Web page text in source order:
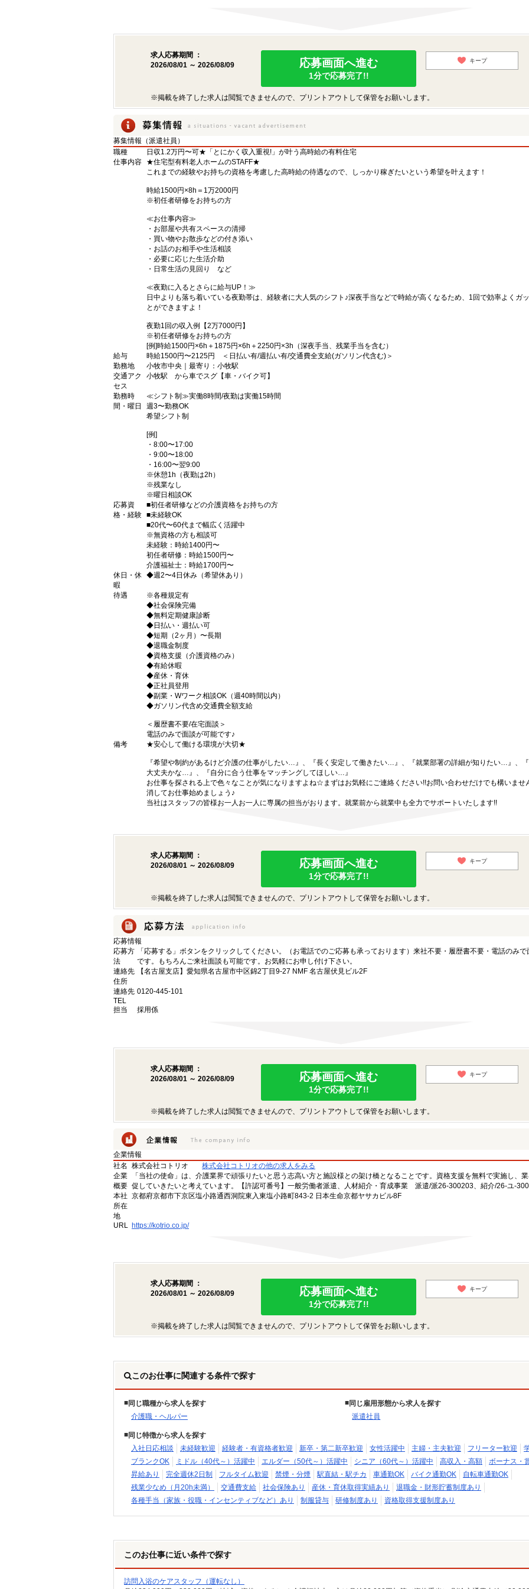
求人応募期間 ：
2026/08/01 ～ 2026/08/09
応募画面へ進む
1分で応募完了!!
キープ
※掲載を終了した求人は閲覧できませんので、プリントアウトして保管をお願いします。
募集情報（派遣社員）
職種
日収1.2万円〜可★「とにかく収入重視!」が叶う高時給の有料住宅
仕事内容
★住宅型有料老人ホームのSTAFF★
これまでの経験やお持ちの資格を考慮した高時給の待遇なので、しっかり稼ぎたいという希望を叶えます！
時給1500円×8h＝1万2000円
※初任者研修をお持ちの方
≪お仕事内容≫
・お部屋や共有スペースの清掃
・買い物やお散歩などの付き添い
・お話のお相手や生活相談
・必要に応じた生活介助
・日常生活の見回り など
≪夜勤に入るとさらに給与UP！≫
日中よりも落ち着いている夜勤帯は、経験者に大人気のシフト♪深夜手当などで時給が高くなるため、1回で効率よくガ
とができますよ！
夜勤1回の収入例【2万7000円】
※初任者研修をお持ちの方
[例]時給1500円×6h＋1875円×6h＋2250円×3h（深夜手当、残業手当を含む）
給与
時給1500円〜2125円 ＜日払い有/週払い有/交通費全支給(ガソリン代含む)＞
勤務地
小牧市中央｜最寄り：小牧駅
交通アク
セス
小牧駅 から車でスグ【車・バイク可】
勤務時
間・曜日
≪シフト制≫実働8時間/夜勤は実働15時間
週3〜勤務OK
希望シフト制
[例]
・8:00〜17:00
・9:00〜18:00
・16:00〜翌9:00
※休憩1h（夜勤は2h）
※残業なし
※曜日相談OK
応募資
格・経験
■初任者研修などの介護資格をお持ちの方
■未経験OK
■20代〜60代まで幅広く活躍中
※無資格の方も相談可
未経験：時給1400円〜
初任者研修：時給1500円〜
介護福祉士：時給1700円〜
休日・休
暇
◆週2〜4日休み（希望休あり）
待遇
※各種規定有
◆社会保険完備
◆無料定期健康診断
◆日払い・週払い可
◆短期（2ヶ月）〜長期
◆退職金制度
◆資格支援（介護資格のみ）
◆有給休暇
◆産休・育休
◆正社員登用
◆副業・Wワーク相談OK（週40時間以内）
◆ガソリン代含め交通費全額支給
＜履歴書不要/在宅面談＞
電話のみで面談が可能です♪
備考
★安心して働ける環境が大切★
『希望や制約があるけど介護の仕事がしたい…』、『長く安定して働きたい…』、『就業部署の詳細が知りたい…』、
大丈夫かな…』、『自分に合う仕事をマッチングしてほしい…』
お仕事を探される上で色々なことが気になりますよね☆まずはお気軽にご連絡ください!!お問い合わせだけでも構いませ
消してお仕事始めましょう♪
当社はスタッフの皆様お一人お一人に専属の担当がおります。就業前から就業中も全力でサポートいたします!!
求人応募期間 ：
2026/08/01 ～ 2026/08/09
応募画面へ進む
1分で応募完了!!
キープ
※掲載を終了した求人は閲覧できませんので、プリントアウトして保管をお願いします。
応募情報
応募方
法
「応募する」ボタンをクリックしてください。（お電話でのご応募も承っております）来社不要・履歴書不要・電話のみで
です。もちろんご来社面談も可能です。お気軽にお申し付け下さい。
連絡先
住所
【名古屋支店】愛知県名古屋市中区錦2丁目9-27 NMF 名古屋伏見ビル2F
連絡先
TEL
0120-445-101
担当 採用係
求人応募期間 ：
2026/08/01 ～ 2026/08/09
応募画面へ進む
1分で応募完了!!
キープ
※掲載を終了した求人は閲覧できませんので、プリントアウトして保管をお願いします。
企業情報
社名
株式会社コトリオ
株式会社コトリオの他の求人をみる
企業
概要
「当社の使命」は、介護業界で頑張りたいと思う志高い方と施設様との架け橋となることです。資格支援を無料で実施し、
促していきたいと考えています。【許認可番号】一般労働者派遣、人材紹介・育成事業 派遣/派26-300203、紹介/26-ユ-
本社
所在
地
京都府京都市下京区塩小路通西洞院東入東塩小路町843-2 日本生命京都ヤサカビル8F
URL https://kotrio.co.jp/
求人応募期間 ：
2026/08/01 ～ 2026/08/09
応募画面へ進む
1分で応募完了!!
キープ
※掲載を終了した求人は閲覧できませんので、プリントアウトして保管をお願いします。
このお仕事に関連する条件で探す
同じ職種から求人を探す
介護職・ヘルパー
同じ雇用形態から求人を探す
派遣社員
同じ特徴から求人を探す
入社日応相談
未経験歓迎 経験者・有資格者歓迎 新卒・第二新卒歓迎 女性活躍中 主婦・主夫歓迎 フリーター歓迎
ブランクOK
ミドル（40代～）活躍中 エルダー（50代～）活躍中 シニア（60代～）活躍中 高収入・高額
ボーナス・
昇給あり
完全週休2日制 フルタイム歓迎 禁煙・分煙 駅直結・駅チカ 車通勤OK バイク通勤OK
自転車通勤OK
残業少なめ（月20h未満）
交通費支給 社会保険あり 産休・育休取得実績あり
退職金・財形貯蓄制度あり
各種手当（家族・役職・インセンティブなど）あり
制服貸与 研修制度あり 資格取得支援制度あり
このお仕事に近い条件で探す
訪問入浴のケアスタッフ（運転なし）